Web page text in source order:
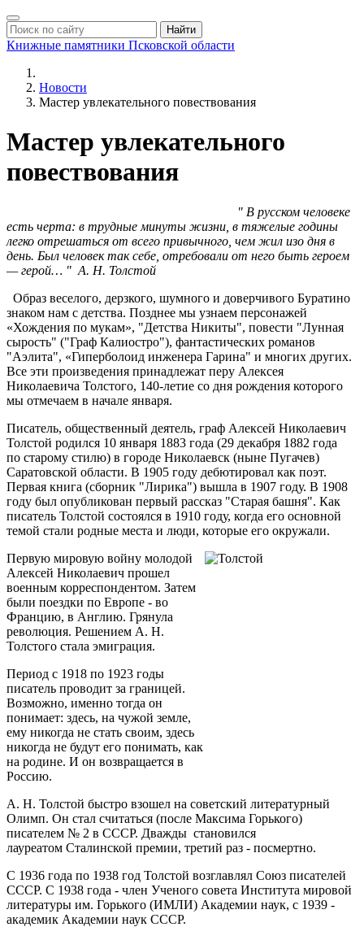
Найти
Книжные памятники Псковской области
Новости
Мастер увлекательного повествования
Мастер увлекательного
повествования
" В русском человеке
есть черта: в трудные минуты жизни, в тяжелые годины
легко отрешаться от всего привычного, чем жил изо дня в
день. Был человек так себе, отребовали от него быть героем
— герой… " А. Н. Толстой
Образ веселого, дерзкого, шумного и доверчивого Буратино
знаком нам с детства. Позднее мы узнаем персонажей
«Хождения по мукам», "Детства Никиты", повести "Лунная
сырость" ("Граф Калиостро"), фантастических романов
"Аэлита", «Гиперболоид инженера Гарина" и многих других.
Все эти произведения принадлежат перу Алексея
Николаевича Толстого, 140-летие со дня рождения которого
мы отмечаем в начале января.
Писатель, общественный деятель, граф Алексей Николаевич
Толстой родился 10 января 1883 года (29 декабря 1882 года
по старому стилю) в городе Николаевск (ныне Пугачев)
Саратовской области. В 1905 году дебютировал как поэт.
Первая книга (сборник "Лирика") вышла в 1907 году. В 1908
году был опубликован первый рассказ "Старая башня". Как
писатель Толстой состоялся в 1910 году, когда его основной
темой стали родные места и люди, которые его окружали.
Первую мировую войну молодой
Алексей Николаевич прошел
военным корреспондентом. Затем
были поездки по Европе - во
Францию, в Англию. Грянула
революция. Решением А. Н.
Толстого стала эмиграция.
Период с 1918 по 1923 годы
писатель проводит за границей.
Возможно, именно тогда он
понимает: здесь, на чужой земле,
ему никогда не стать своим, здесь
никогда не будут его понимать, как
на родине. И он возвращается в
Россию.
А. Н. Толстой быстро взошел на советский литературный
Олимп. Он стал считаться (после Максима Горького)
писателем № 2 в СССР. Дважды становился
лауреатом Сталинской премии, третий раз - посмертно.
С 1936 года по 1938 год Толстой возглавлял Союз писателей
СССР. С 1938 года - член Ученого совета Института мировой
литературы им. Горького (ИМЛИ) Академии наук, с 1939 -
академик Академии наук СССР.